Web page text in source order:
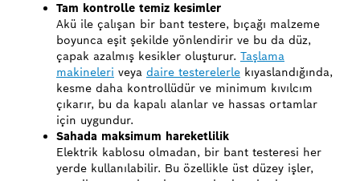
Tam kontrolle temiz kesimler
Akü ile çalışan bir bant testere, bıçağı malzeme
boyunca eşit şekilde yönlendirir ve bu da düz,
çapak azalmış kesikler oluşturur. Taşlama
makineleri veya daire testerelerle kıyaslandığında,
kesme daha kontrollüdür ve minimum kıvılcım
çıkarır, bu da kapalı alanlar ve hassas ortamlar
için uygundur.
Sahada maksimum hareketlilik
Elektrik kablosu olmadan, bir bant testeresi her
yerde kullanılabilir. Bu özellikle üst düzey işler,